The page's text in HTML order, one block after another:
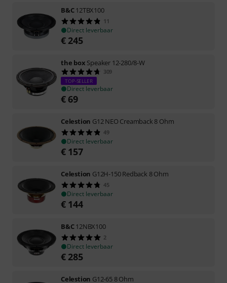
B&C12TBX100
11
Direct leverbaar
€ 245
the box Speaker 12-280/8-W
309
TOP-SELLER
Direct leverbaar
€ 69
Celestion G12 NEO Creamback 8 Ohm
49
Direct leverbaar
€ 157
Celestion G12H-150 Redback 8 Ohm
45
Direct leverbaar
€ 144
B&C12NBX100
2
Direct leverbaar
€ 285
Celestion G12-65 8 Ohm